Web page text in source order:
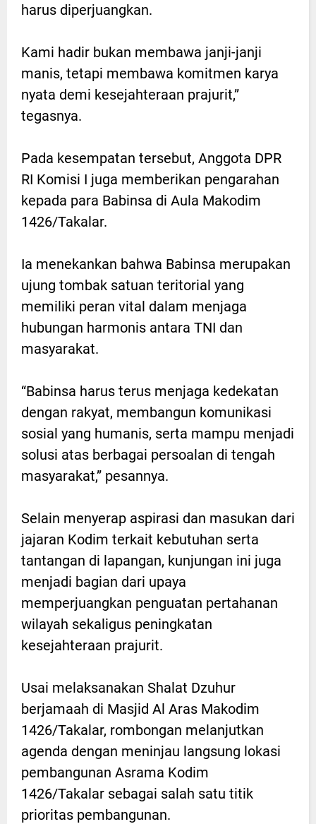
harus diperjuangkan.
Kami hadir bukan membawa janji-janji
manis, tetapi membawa komitmen karya
nyata demi kesejahteraan prajurit,”
tegasnya.
Pada kesempatan tersebut, Anggota DPR
RI Komisi I juga memberikan pengarahan
kepada para Babinsa di Aula Makodim
1426/Takalar.
Ia menekankan bahwa Babinsa merupakan
ujung tombak satuan teritorial yang
memiliki peran vital dalam menjaga
hubungan harmonis antara TNI dan
masyarakat.
“Babinsa harus terus menjaga kedekatan
dengan rakyat, membangun komunikasi
sosial yang humanis, serta mampu menjadi
solusi atas berbagai persoalan di tengah
masyarakat,” pesannya.
Selain menyerap aspirasi dan masukan dari
jajaran Kodim terkait kebutuhan serta
tantangan di lapangan, kunjungan ini juga
menjadi bagian dari upaya
memperjuangkan penguatan pertahanan
wilayah sekaligus peningkatan
kesejahteraan prajurit.
Usai melaksanakan Shalat Dzuhur
berjamaah di Masjid Al Aras Makodim
1426/Takalar, rombongan melanjutkan
agenda dengan meninjau langsung lokasi
pembangunan Asrama Kodim
1426/Takalar sebagai salah satu titik
prioritas pembangunan.